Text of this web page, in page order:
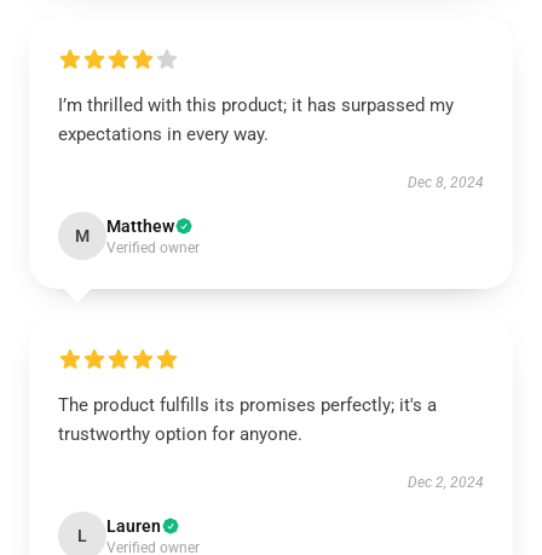
I’m thrilled with this product; it has surpassed my
expectations in every way.
Dec 8, 2024
M Matthew
Verified owner
The product fulfills its promises perfectly; it's a
trustworthy option for anyone.
Dec 2, 2024
L Lauren
Verified owner